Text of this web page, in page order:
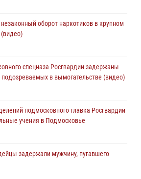
объектов в Подмосковье
оборот наркотиков в крупном
спецназа Росгвардии задержаны
подозреваемых в вымогательстве (видео)
подмосковного главка Росгвардии
учения в Подмосковье
задержали мужчину, пугавшего